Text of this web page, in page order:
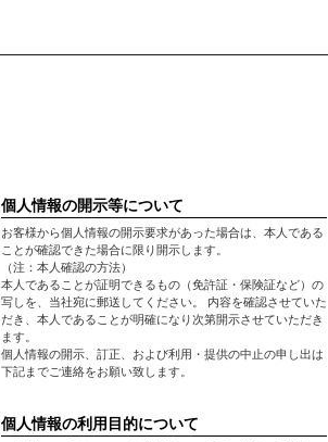
個人情報の開示等について
お客様から個人情報の開示要求があった場合は、本人である
ことが確認できた場合に限り開示します。
（注：本人確認の方法）
本人であることが証明できるもの（免許証・保険証など）の
写しを、当社宛に郵送してください。 内容を確認させていた
だき、本人であることが明確になり次第開示させていただき
ます。
個人情報の開示、訂正、および利用・提供の中止の申し出は
下記までご連絡をお願い致します。
個人情報の利用目的について